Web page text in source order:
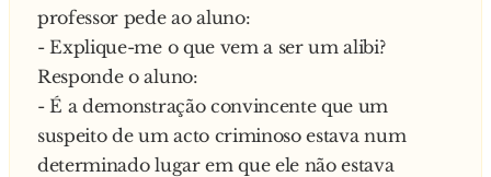
professor pede ao aluno:
- Explique-me o que vem a ser um alibi?
Responde o aluno:
- É a demonstração convincente que um
suspeito de um acto criminoso estava num
determinado lugar em que ele não estava